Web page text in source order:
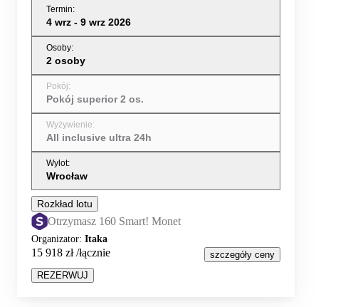
Termin:
4 wrz - 9 wrz 2026
Osoby:
2 osoby
Pokój:
Pokój superior 2 os.
Wyżywienie:
All inclusive ultra 24h
Wylot:
Wrocław
Rozkład lotu
Otrzymasz 160 Smart! Monet
Organizator: Itaka
15 918 zł/łącznie
szczegóły ceny
REZERWUJ